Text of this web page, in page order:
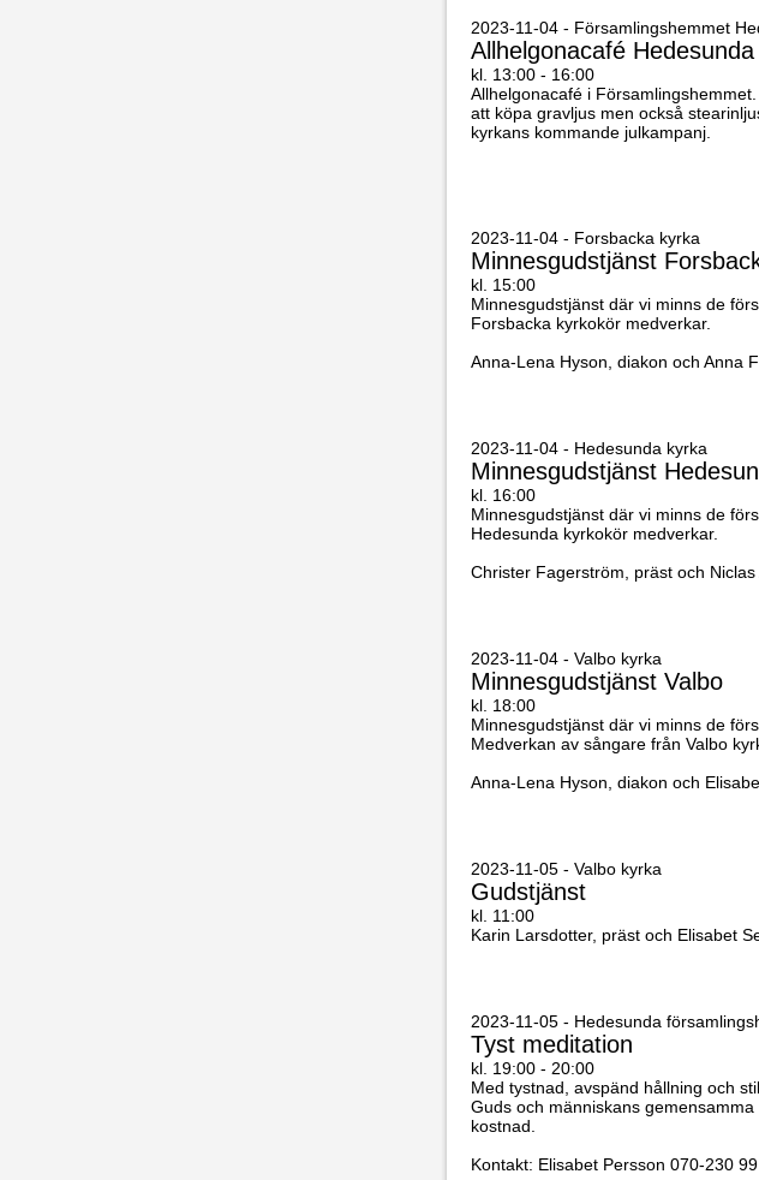
2023-11-04 - Församlingshemmet
Allhelgonacafé Hedesunda
kl. 13:00 - 16:00
Allhelgonacafé i
att köpa gravljus men också
kyrkans kommande julkampanj.
2023-11-04 - Forsbacka kyrka
Minnesgudstjänst
kl. 15:00
Minnesgudstjänst där vi minns de
Forsbacka kyrkokör medverkar.
Anna-Lena Hyson, diakon och Anna
2023-11-04 - Hedesunda kyrka
Minnesgudstjänst
kl. 16:00
Minnesgudstjänst där vi minns de
Hedesunda kyrkokör medverkar.
Christer Fagerström, präst och Niclas
2023-11-04 - Valbo kyrka
Minnesgudstjänst Valbo
kl. 18:00
Minnesgudstjänst där vi minns de
Medverkan av sångare från Valbo
Anna-Lena Hyson, diakon och
2023-11-05 - Valbo kyrka
Gudstjänst
kl. 11:00
Karin Larsdotter, präst och Elisabet
2023-11-05 - Hedesunda
Tyst meditation
kl. 19:00 - 20:00
Med tystnad, avspänd hållning och
Guds och människans
kostnad.
Kontakt: Elisabet Persson 070-230